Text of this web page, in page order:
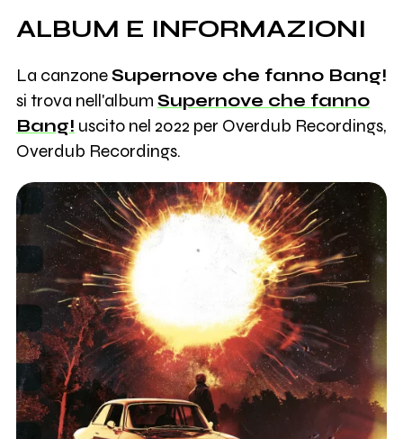
ALBUM E INFORMAZIONI
La canzoneSupernove che fanno Bang!
si trova nell'album Supernove che fanno
Bang! uscito nel 2022 per Overdub Recordings,
Overdub Recordings.